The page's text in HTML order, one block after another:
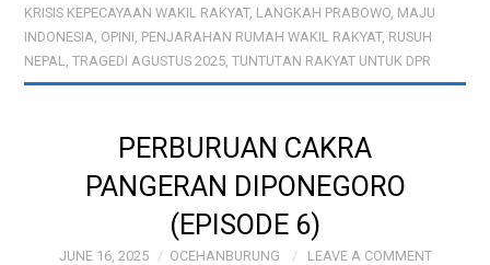
KRISIS KEPECAYAAN WAKIL RAKYAT, LANGKAH PRABOWO, MAJU
INDONESIA, OPINI, PENJARAHAN RUMAH WAKIL RAKYAT, RUSUH
NEPAL,TRAGEDI AGUSTUS 2025,TUNTUTAN RAKYAT UNTUK DPR
PERBURUAN CAKRA
PANGERAN DIPONEGORO
(EPISODE 6)
JUNE 16, 2025 OCEHANBURUNG LEAVE A COMMENT